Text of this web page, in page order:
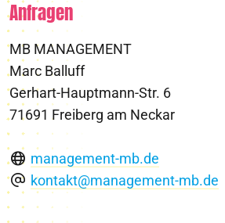
Anfragen
MB MANAGEMENT
Marc Balluff
Gerhart-Hauptmann-Str. 6
71691 Freiberg am Neckar
management-mb.de
kontakt@management-mb.de